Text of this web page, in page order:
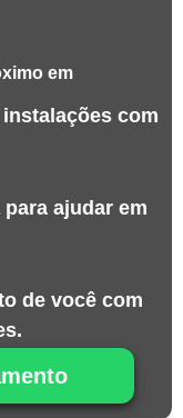
em
com
ajudar em
de você com